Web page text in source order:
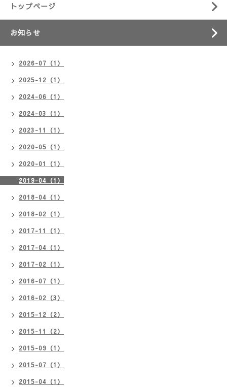
トップページ
お知らせ
2026-07（1）
2025-12（1）
2024-06（1）
2024-03（1）
2023-11（1）
2020-05（1）
2020-01（1）
2019-04（1）
2018-04（1）
2018-02（1）
2017-11（1）
2017-04（1）
2017-02（1）
2016-07（1）
2016-02（3）
2015-12（2）
2015-11（2）
2015-09（1）
2015-07（1）
2015-04（1）